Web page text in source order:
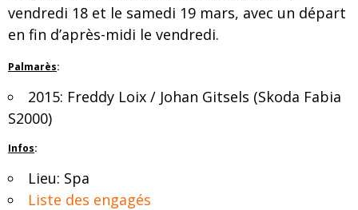
vendredi 18 et le samedi 19 mars, avec un départ
en fin d’après-midi le vendredi.
Palmarès:
2015: Freddy Loix / Johan Gitsels (Skoda Fabia
S2000)
Infos:
Lieu: Spa
Liste des engagés